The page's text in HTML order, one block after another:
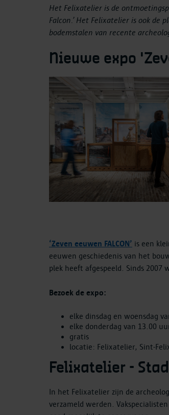
Het Felixatelier is de
Falcon.’ Het Felixatelier is ook de
bodemstalen van recente
Nieuwe expo
‘Zeven eeuwen FALCON’ is een
eeuwen geschiedenis van het
plek heeft afgespeeld. Sinds 2007
Bezoek de expo:
elke dinsdag en woensdag
elke donderdag van 13.00
gratis
locatie: Felixatelier, Sint-
Felixatelier -
In het Felixatelier zijn de
verzameld werden.